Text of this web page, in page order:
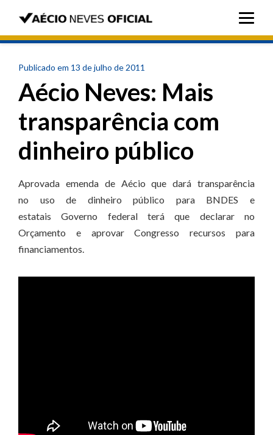
Publicado em 13 de julho de 2011
Aécio Neves: Mais
transparência com
dinheiro público
Aprovada emenda de Aécio que dará transparência
no uso de dinheiro público para BNDES e
estatais Governo federal terá que declarar no
Orçamento e aprovar Congresso recursos para
financiamentos.